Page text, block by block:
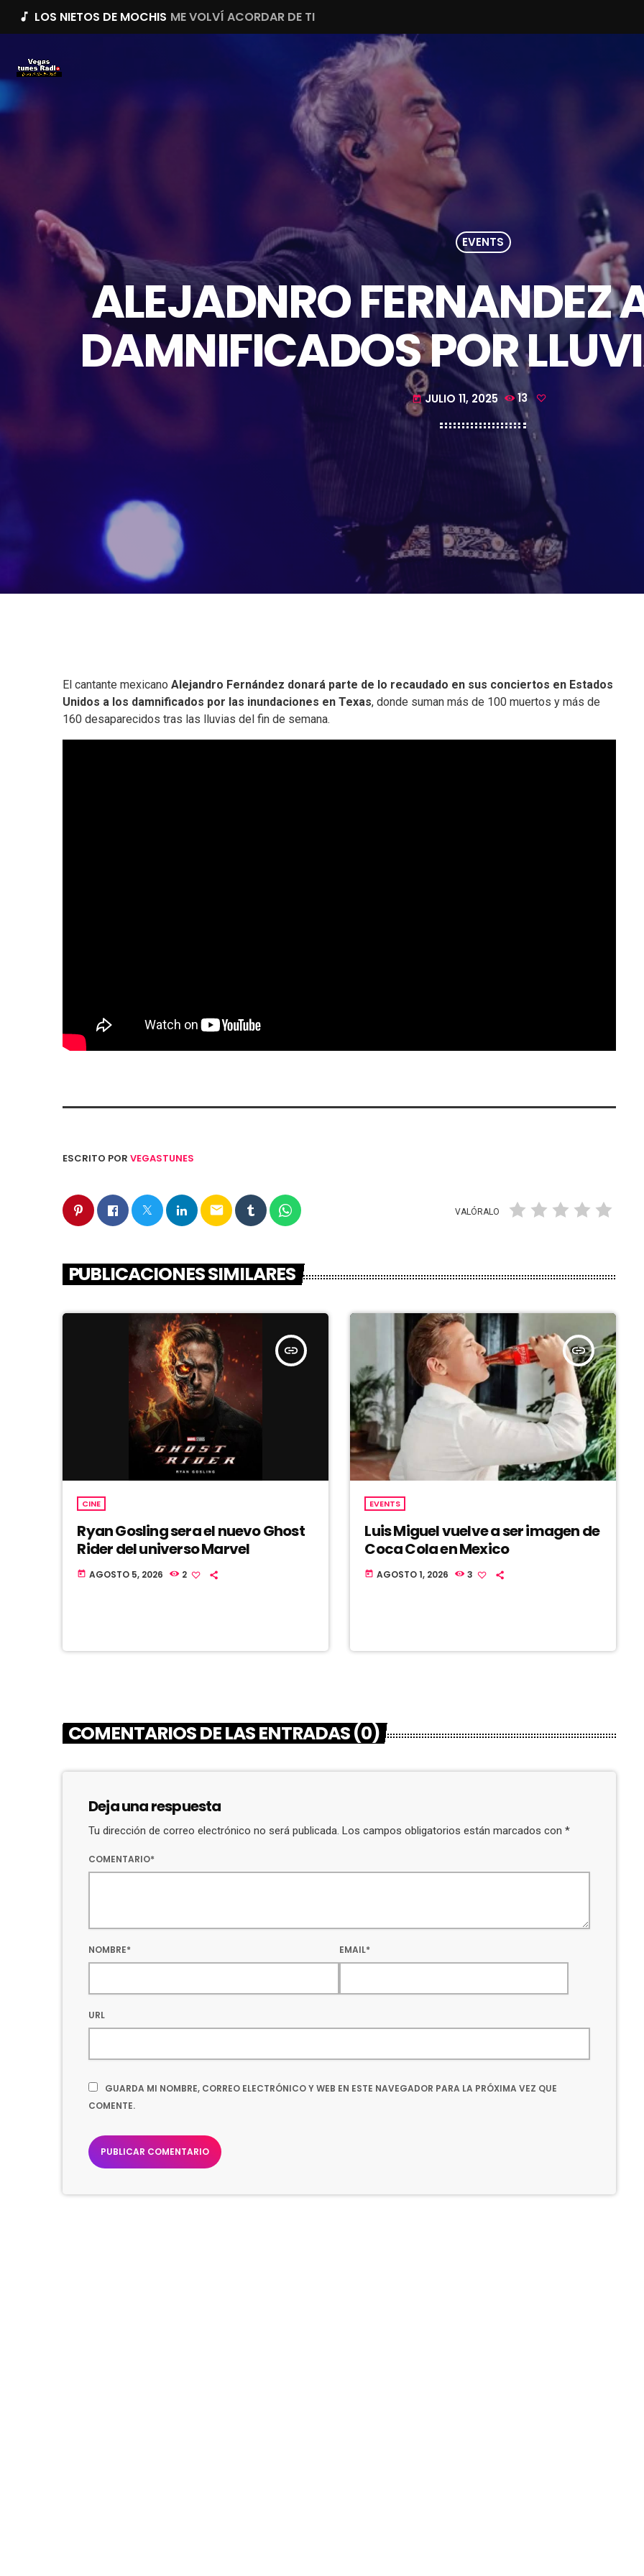
music_note LOS NIETOS DE MOCHIS ME VOLVÍ ACORDAR DE TI
EVENTS
ALEJADNRO FERNANDEZ
DAMNIFICADOS POR
today JULIO 11, 2025 13
El cantante mexicano Alejandro Fernández donará parte de lo recaudado en sus conciertos en Estados
Unidos a los damnificados por las inundaciones en Texas, donde suman más de 100 muertos y más de
160 desaparecidos tras las lluvias del fin de semana.
ESCRITO POR VEGASTUNES
email VALÓRALO
PUBLICACIONES SIMILARES
insert_link
CINE
Ryan Gosling sera el nuevo Ghost
Rider del universo Marvel
today AGOSTO 5, 2026 2
insert_link
EVENTS
Luis Miguel vuelve a ser imagen de
Coca Cola en Mexico
today AGOSTO 1, 2026 3
COMENTARIOS DE LAS ENTRADAS (0)
Deja una respuesta
Tu dirección de correo electrónico no será publicada. Los campos obligatorios están marcados con *
COMENTARIO*
NOMBRE* EMAIL*
URL
GUARDA MI NOMBRE, CORREO ELECTRÓNICO Y WEB EN ESTE NAVEGADOR PARA LA PRÓXIMA VEZ QUE
COMENTE.